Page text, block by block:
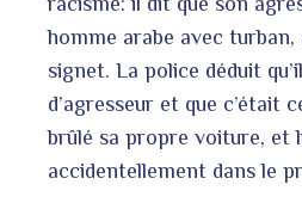
homme arabe avec turban,
signet. La police déduit
d’agresseur et que c’était
brûlé sa propre voiture, et
accidentellement dans le